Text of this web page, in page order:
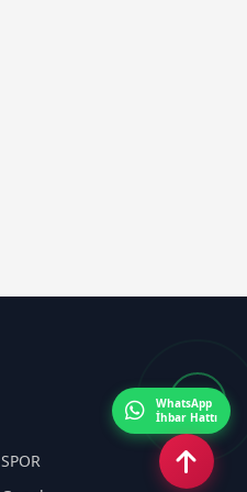
SPOR
WhatsApp
İhbar Hattı